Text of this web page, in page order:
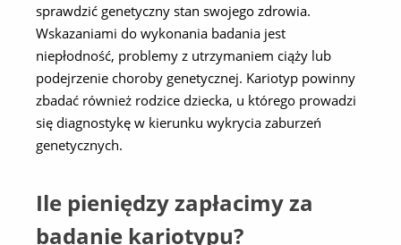
sprawdzić genetyczny stan swojego zdrowia.
Wskazaniami do wykonania badania jest
niepłodność, problemy z utrzymaniem ciąży lub
podejrzenie choroby genetycznej. Kariotyp powinny
zbadać również rodzice dziecka, u którego prowadzi
się diagnostykę w kierunku wykrycia zaburzeń
genetycznych.
Ile pieniędzy zapłacimy za
badanie kariotypu?